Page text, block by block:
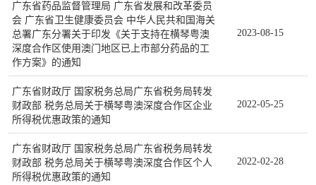
广东省药品监督管理局 广东省发展和改革委员
会 广东省卫生健康委员会 中华人民共和国海关
总署广东分署关于印发《关于支持在横琴粤澳
深度合作区使用澳门地区已上市部分药品的工
作方案》的通知
2023-08-15
广东省财政厅 国家税务总局广东省税务局转发
财政部 税务总局关于横琴粤澳深度合作区企业
所得税优惠政策的通知
2022-05-25
广东省财政厅 国家税务总局广东省税务局转发
财政部 税务总局关于横琴粤澳深度合作区个人
所得税优惠政策的通知
2022-02-28